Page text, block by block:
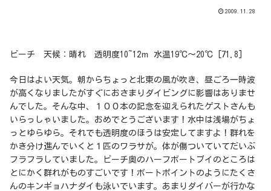
2009.11.28
ビーチ 天候：晴れ 透明度10~12ｍ 水温19℃～20℃ [71.8]
今日はよい天気。朝からちょっと北東の風が吹き、昼ごろ一時波
が高くなりましたがすぐにおさまりダイビングに影響はありませ
んでした。そんな中、１００本の記念を迎えられたゲストさんも
いらっしゃいました。おめでとうございます！水中は浅場がちょ
っとゆらゆら。それでも透明度のほうは安定してますよ！群れを
かき分け進んでいくと１匹のワラサが。体が傷ついていてだいぶ
フラフラしていました。ビーチ奥のハーフボートブイのところは
とにかく群れがものすごいです！ボートポイントのようにたくさ
んのキンギョハナダイも泳いでいます。あまりダイバーが行かな